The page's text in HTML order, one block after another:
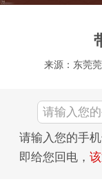
来源：东莞
请输入您的手
即给您回电，